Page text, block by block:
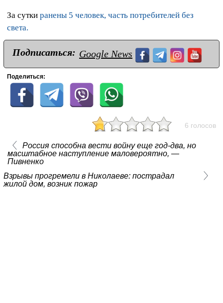
За сутки ранены 5 человек, часть потребителей без
света.
Подписаться: Google News
Поделиться:
6 голосов
Россия способна вести войну еще год-два, но
масштабное наступление маловероятно, —
Пивненко
Взрывы прогремели в Николаеве: пострадал
жилой дом, возник пожар